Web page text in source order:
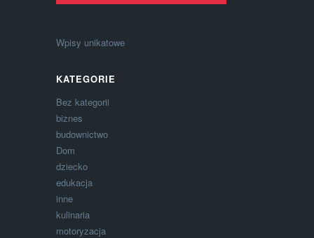
Wpisy unikatowe
KATEGORIE
Bez kategorii
biznes
budownictwo
Dom
dziecko
edukacja
inne
kulinaria
motoryzacja